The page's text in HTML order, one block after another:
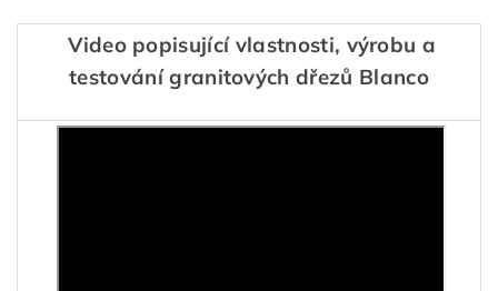
Video popisující vlastnosti, výrobu a
testování granitových dřezů Blanco